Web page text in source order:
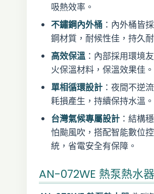
吸熱效率。
不鏽鋼內外桶：內外桶皆
鋼材質，耐候性佳，持久耐
高效保溫：內部採用環境
火保溫材料，保溫效果佳。
單相循環設計：夜間不逆
耗損產生，持續保持水溫。
台灣氣候專屬設計：結構
怕颱風吹，搭配智能數位
統，省電安全有保障。
AN-072WE 熱泵熱水